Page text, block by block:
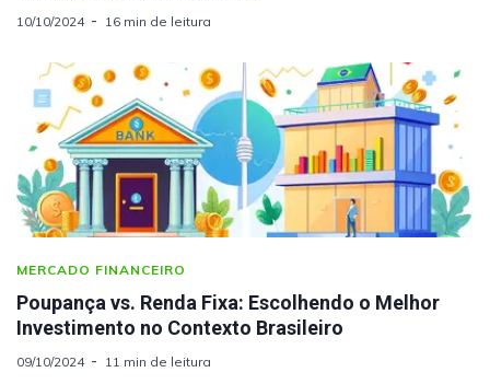
10/10/2024 16 min de leitura
MERCADO FINANCEIRO
Poupança vs. Renda Fixa: Escolhendo o Melhor
Investimento no Contexto Brasileiro
09/10/2024 11 min de leitura